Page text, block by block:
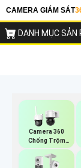
CAMERA GIÁM SÁT
DANH MỤC SẢN
Camera 360
Chống Trộm
Hikvision